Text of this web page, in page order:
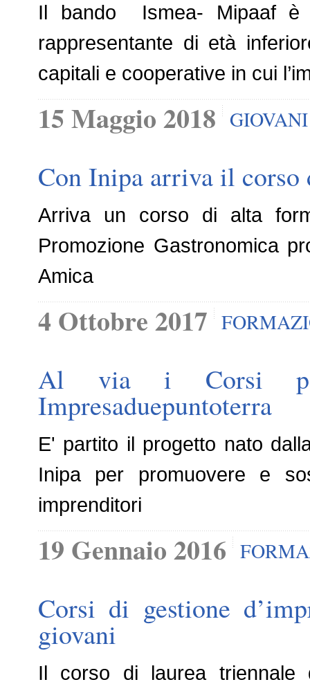
Il bando Ismea- Mipaaf è
rappresentante di età
capitali e cooperative in cui
15 Maggio 2018 GIOVANI
Con Inipa arriva il
Arriva un corso di alta
Promozione Gastronomica
Amica
4 Ottobre 2017
Al via i Corsi per
Impresaduepuntoterra
E' partito il progetto nato
Inipa per promuovere e
imprenditori
19 Gennaio 2016
Corsi di gestione
giovani
Il corso di laurea triennale